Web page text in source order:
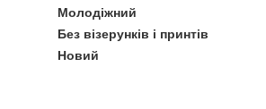
Молодіжний
Без візерунків і принтів
Новий